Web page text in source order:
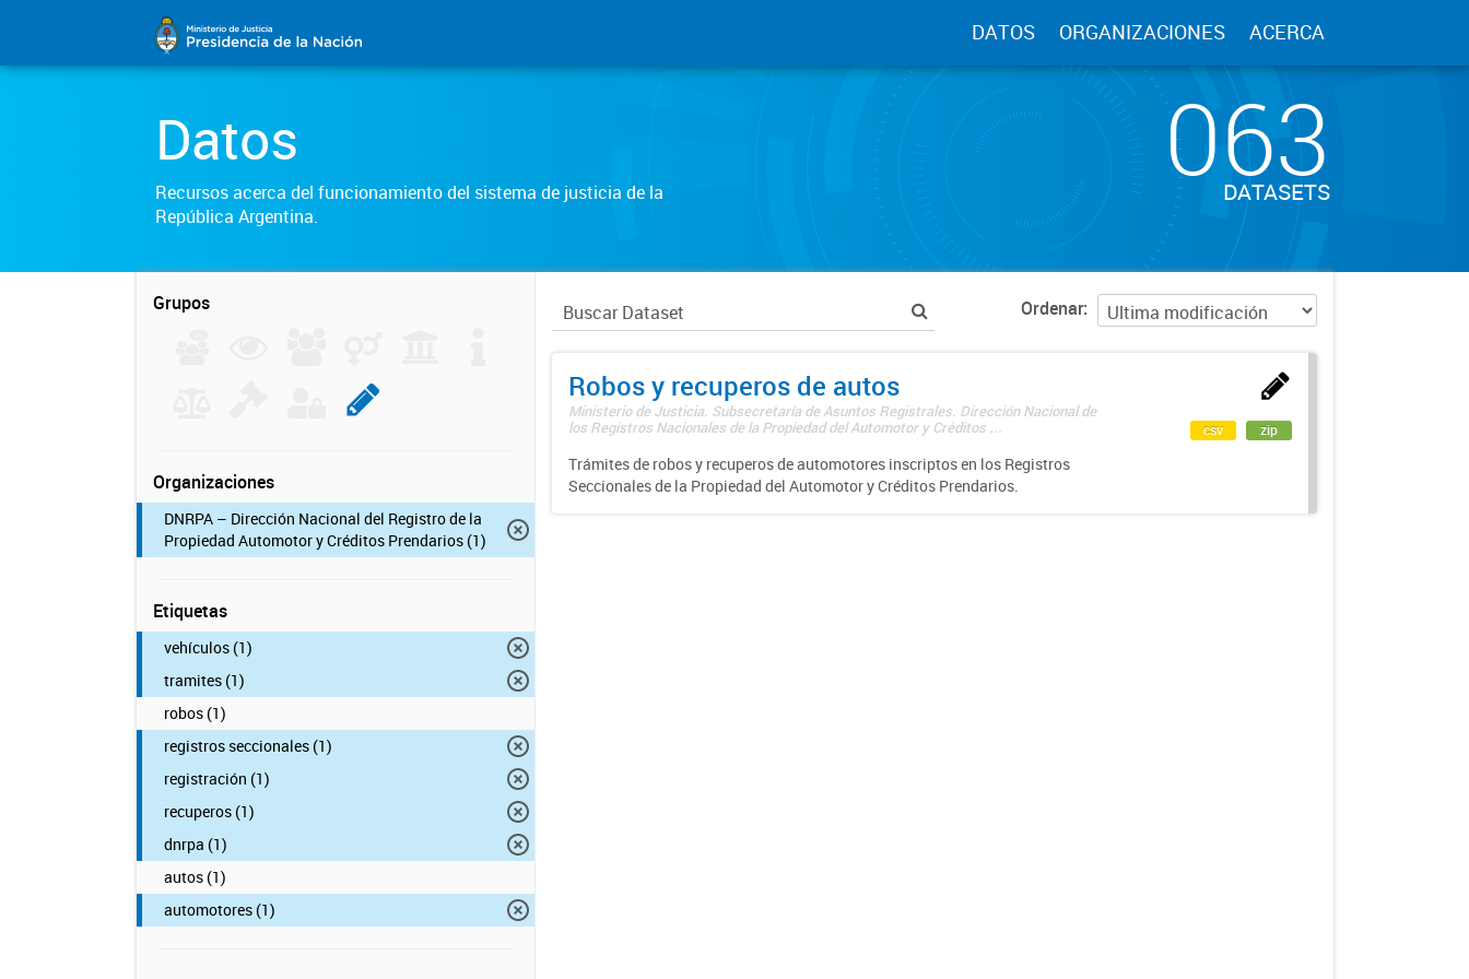
DATOS ORGANIZACIONES ACERCA
Datos
Recursos acerca del funcionamiento del sistema de justicia de la
República Argentina.
063
DATASETS
Grupos
Organizaciones
DNRPA – Dirección Nacional del Registro de la
Propiedad Automotor y Créditos Prendarios (1)
Etiquetas
vehículos (1)
tramites (1)
robos (1)
registros seccionales (1)
registración (1)
recuperos (1)
dnrpa (1)
autos (1)
automotores (1)
Ordenar
Robos y recuperos de autos
Ministerio de Justicia. Subsecretaría de Asuntos Registrales. Dirección Nacional de
los Registros Nacionales de la Propiedad del Automotor y Créditos ...
Trámites de robos y recuperos de automotores inscriptos en los Registros
Seccionales de la Propiedad del Automotor y Créditos Prendarios.
csv zip